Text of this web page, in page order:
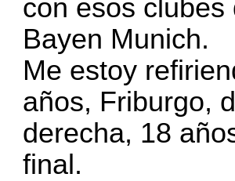
con esos
Bayen Munich.
Me estoy
años, Friburgo,
derecha, 18
final.